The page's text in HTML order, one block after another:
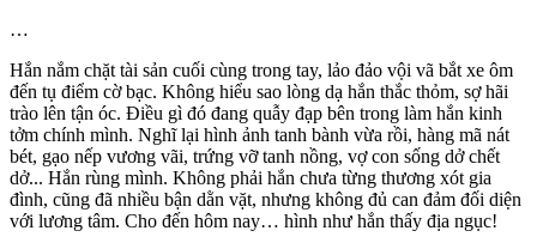
…
Hắn nắm chặt tài sản cuối cùng trong tay, lảo đảo vội vã bắt xe ôm
đến tụ điểm cờ bạc. Không hiểu sao lòng dạ hắn thắc thỏm, sợ hãi
trào lên tận óc. Điều gì đó đang quẫy đạp bên trong làm hắn kinh
tởm chính mình. Nghĩ lại hình ảnh tanh bành vừa rồi, hàng mã nát
bét, gạo nếp vương vãi, trứng vỡ tanh nồng, vợ con sống dở chết
dở... Hắn rùng mình. Không phải hắn chưa từng thương xót gia
đình, cũng đã nhiều bận dằn vặt, nhưng không đủ can đảm đối diện
với lương tâm. Cho đến hôm nay… hình như hắn thấy địa ngục!